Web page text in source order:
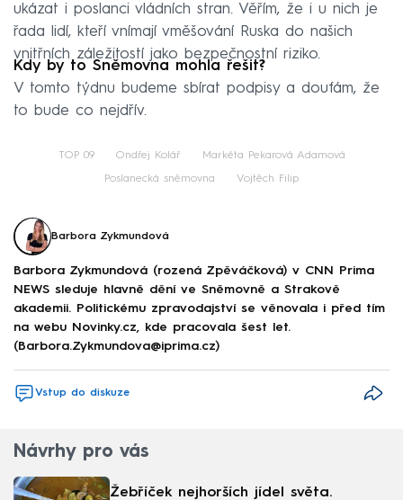
ukázat i poslanci vládních stran. Věřím, že i u nich je
řada lidí, kteří vnímají vměšování Ruska do našich
vnitřních záležitostí jako bezpečnostní riziko.
Kdy by to Sněmovna mohla řešit?
V tomto týdnu budeme sbírat podpisy a doufám, že
to bude co nejdřív.
TOP 09 Ondřej Kolář Markéta Pekarová Adamová
Poslanecká sněmovna Vojtěch Filip
Barbora Zykmundová
Barbora Zykmundová (rozená Zpěváčková) v CNN Prima
NEWS sleduje hlavně dění ve Sněmovně a Strakově
akademii. Politickému zpravodajství se věnovala i před tím
na webu Novinky.cz, kde pracovala šest let.
(Barbora.Zykmundova@iprima.cz)
Vstup do diskuze
Návrhy pro vás
Žebříček nejhorších jídel světa.